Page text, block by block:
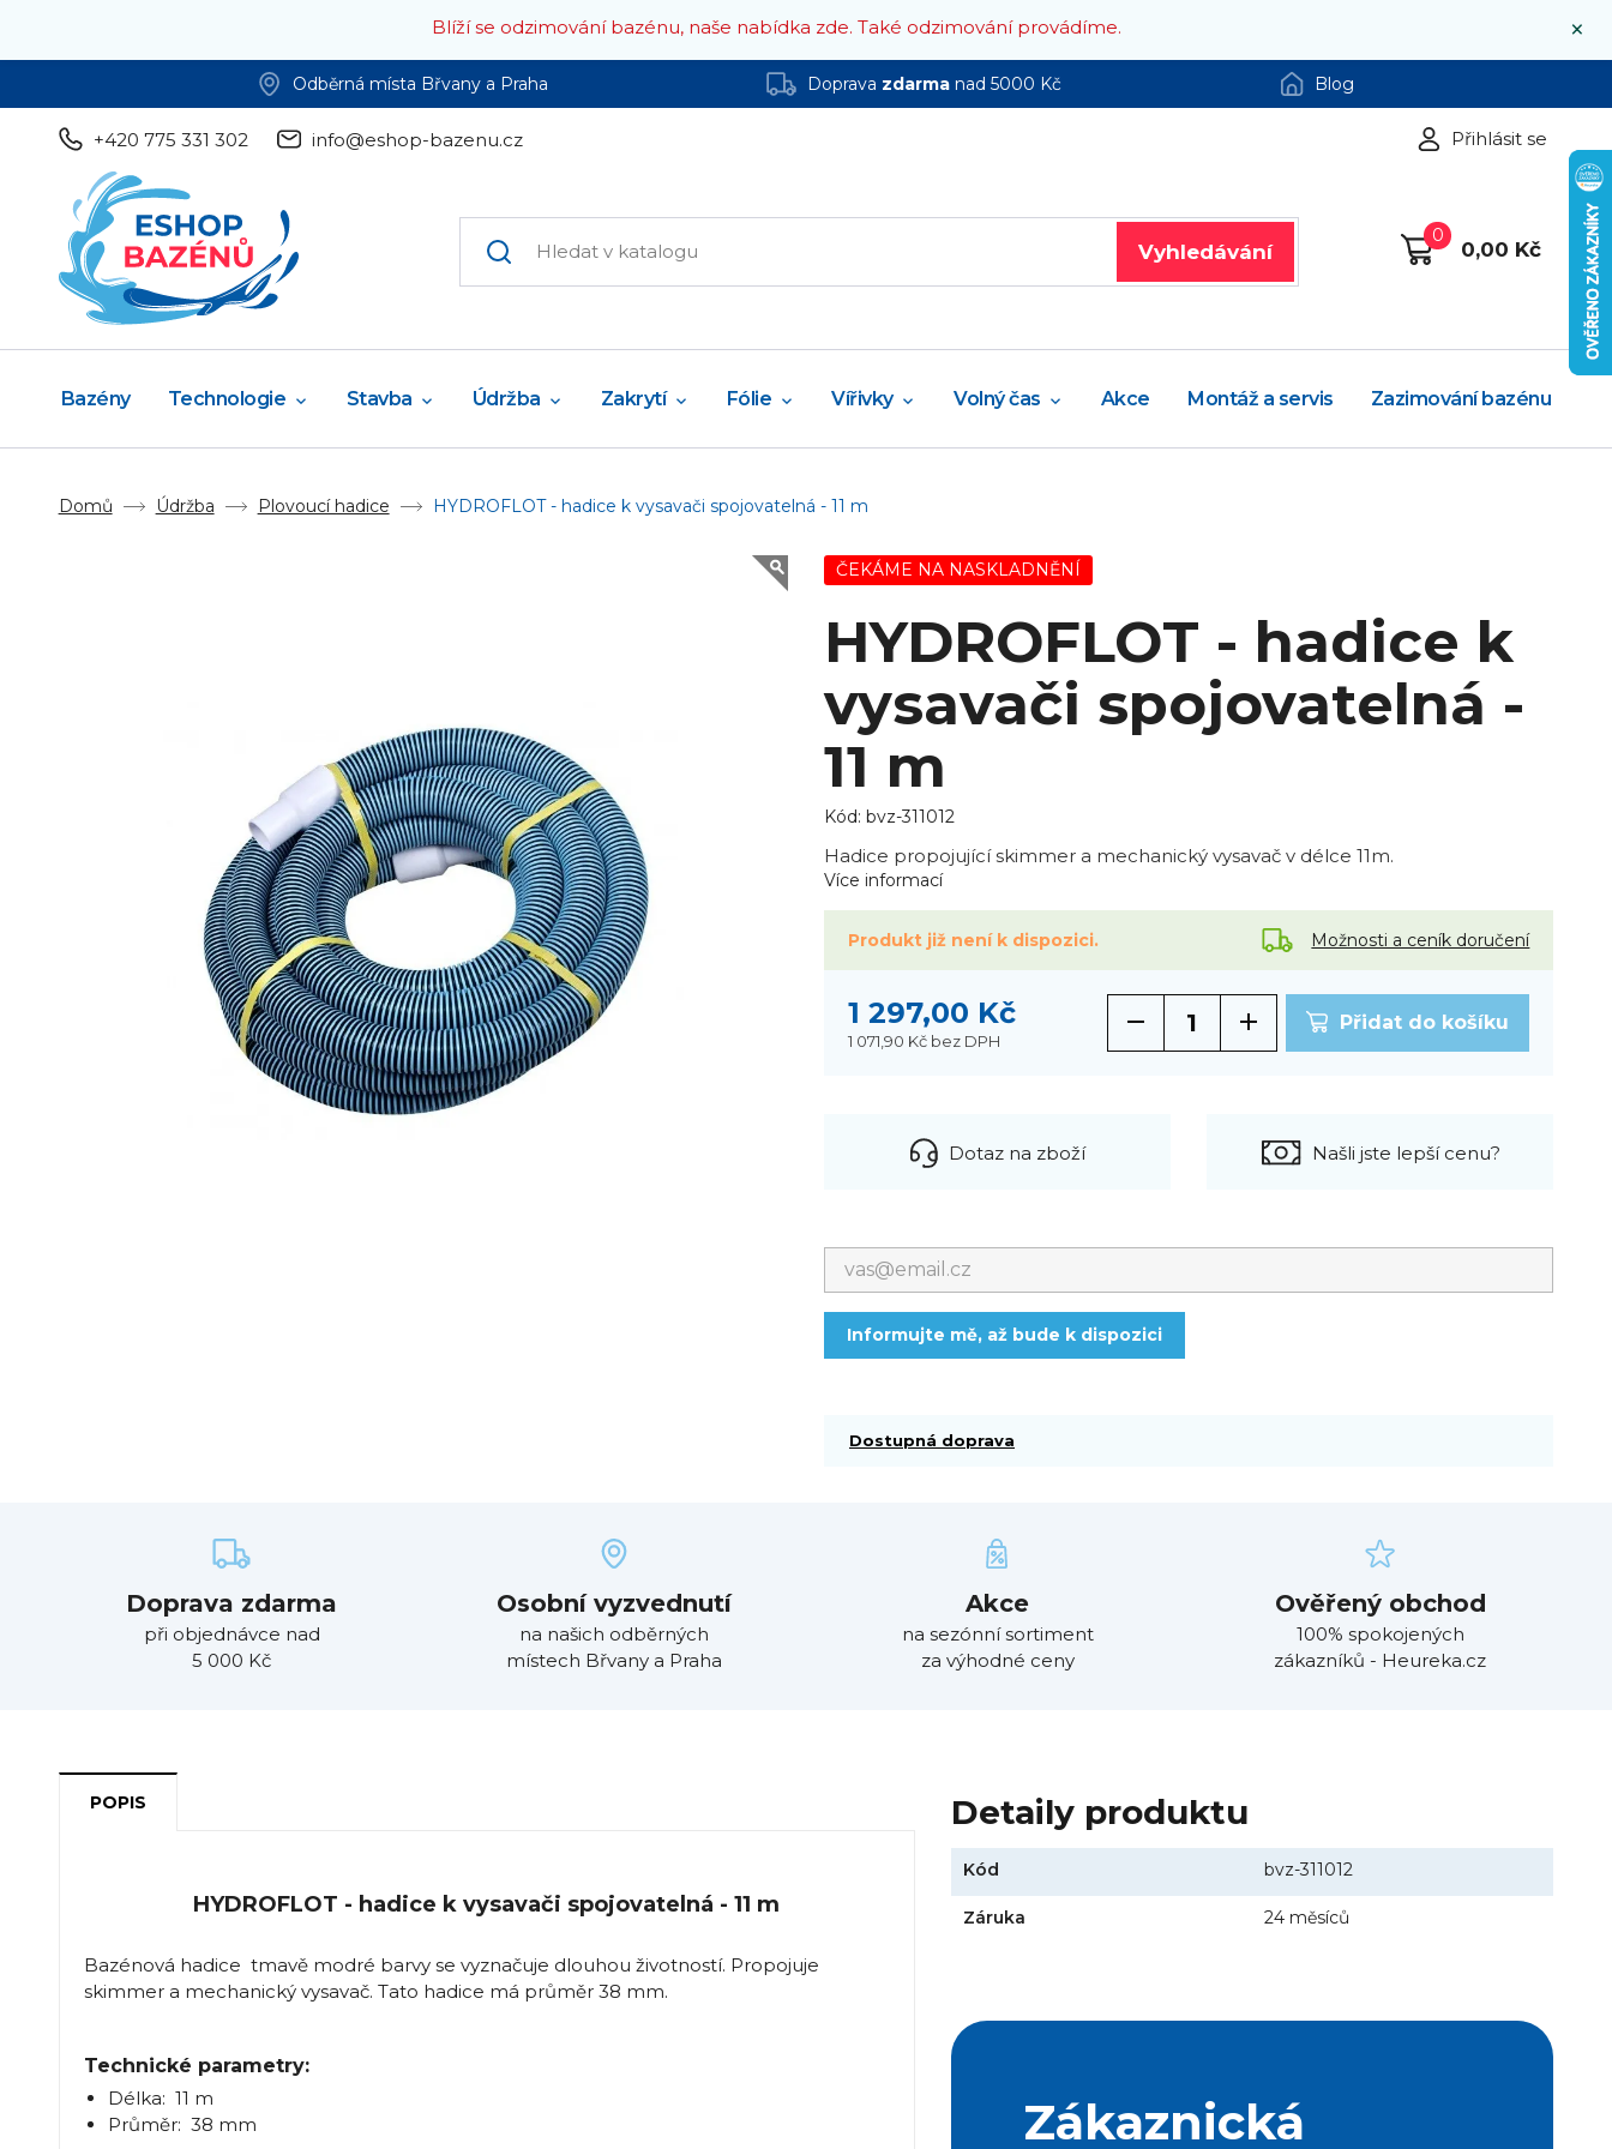
×
Blíží se odzimování bazénu, naše nabídka zde. Také odzimování provádíme.
Odběrná místa Břvany a Praha Doprava zdarmanad 5000 Kč Blog
+420 775 331 302 info@eshop-bazenu.cz Přihlásit se
Vyhledávání
0
0,00 Kč
Bazény Technologie Stavba Údržba Zakrytí Fólie Vířivky Volný čas Akce Montáž a servis Zazimování bazénu
Domů Údržba Plovoucí hadice HYDROFLOT - hadice k vysavači spojovatelná - 11 m
ČEKÁME NA NASKLADNĚNÍ
HYDROFLOT - hadice k
vysavači spojovatelná -
11 m
Kód: bvz-311012
Hadice propojující skimmer a mechanický vysavač v délce 11m.
Více informací
Produkt již není k dispozici. Možnosti a ceník doručení
1 297,00 Kč
1 071,90 Kč bez DPH
Přidat do košíku
Dotaz na zboží Našli jste lepší cenu?
Informujte mě, až bude k dispozici
Dostupná doprava
Doprava zdarma
při objednávce nad
5 000 Kč
Osobní vyzvednutí
na našich odběrných
místech Břvany a Praha
Akce
na sezónní sortiment
za výhodné ceny
Ověřený obchod
100% spokojených
zákazníků - Heureka.cz
POPIS
HYDROFLOT - hadice k vysavači spojovatelná - 11 m
Bazénová hadice tmavě modré barvy se vyznačuje dlouhou životností. Propojuje
skimmer a mechanický vysavač. Tato hadice má průměr 38 mm.
Technické parametry:
Délka: 11 m
Průměr: 38 mm
Detaily produktu
Kód bvz-311012
Záruka 24 měsíců
Zákaznická